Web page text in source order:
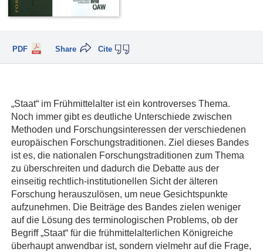
PDF Cite
Share
„Staat“ im Frühmittelalter ist ein kontroverses Thema.
Noch immer gibt es deutliche Unterschiede zwischen
Methoden und Forschungsinteressen der verschiedenen
europäischen Forschungstraditionen. Ziel dieses Bandes
ist es, die nationalen Forschungstraditionen zum Thema
zu überschreiten und dadurch die Debatte aus der
einseitig rechtlich-institutionellen Sicht der älteren
Forschung herauszulösen, um neue Gesichtspunkte
aufzunehmen. Die Beiträge des Bandes zielen weniger
auf die Lösung des terminologischen Problems, ob der
Begriff „Staat“ für die frühmittelalterlichen Königreiche
überhaupt anwendbar ist, sondern vielmehr auf die Frage,